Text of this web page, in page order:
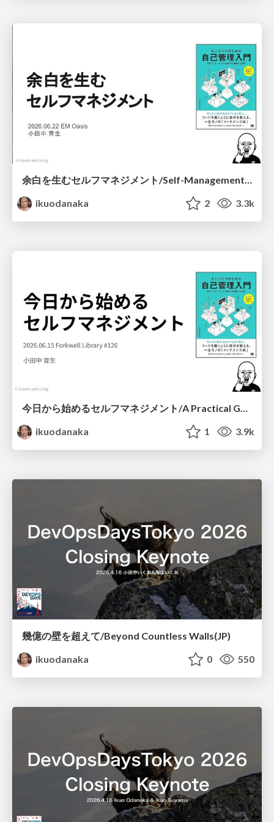
余白を生むセルフマネジメント/Self-Management That Creates Breathing Room
ikuodanaka
2 3.3k
ikuodanaka
1 3.9k
幾億の壁を超えて/Beyond Countless Walls(JP)
ikuodanaka
0 550